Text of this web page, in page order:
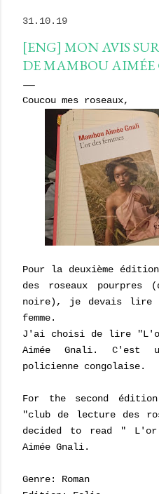
31.10.19
[ENG] MON AVIS
DE MAMBOU
Coucou mes roseaux,
Pour la deuxième
des roseaux
noire), je devais lire
femme.
J'ai choisi de lire "L'or
Aimée Gnali. C'est
policienne congolaise.
For the second édition
"club de lecture des
decided to read " L'or
Aimée Gnali.
Genre: Roman